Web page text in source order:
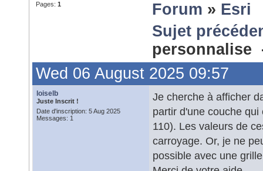
Pages: 1 Forum » Esri
Sujet
Wed 06 August 2025 09:57
loiselb
Juste Inscrit !
Date d'inscription: 5 Aug 2025
Messages: 1
Je cherche à afficher
partir d'une couche
110). Les valeurs de
carroyage. Or, je ne
possible avec une